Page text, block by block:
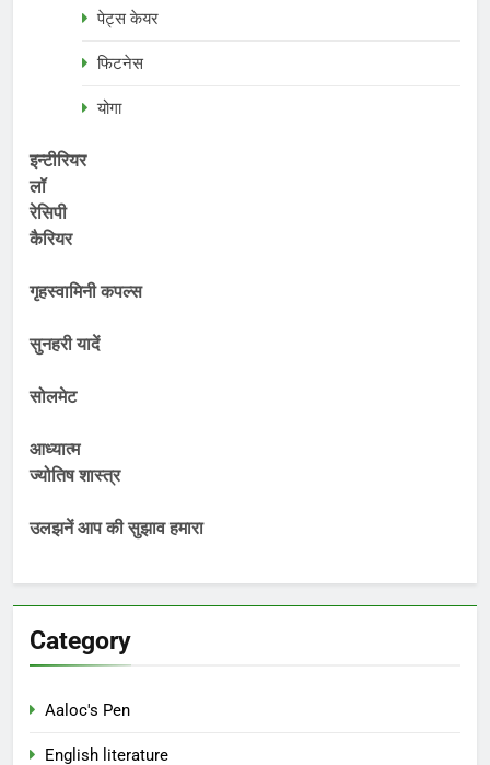
पेट्स केयर
फिटनेस
योगा
इन्टीरियर
लॉ
रेसिपी
कैरियर
गृहस्वामिनी कपल्स
सुनहरी यादें
सोलमेट
आध्यात्म
ज्योतिष शास्त्र
उलझनें आप की सुझाव हमारा
Category
Aaloc's Pen
English literature